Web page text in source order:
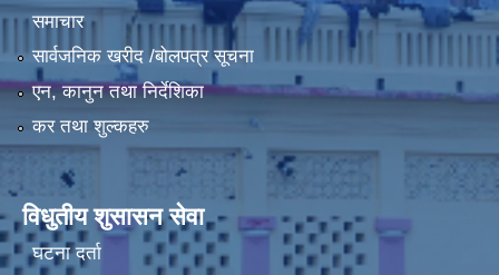
समाचार
सार्वजनिक खरीद /बोलपत्र सूचना
एन, कानुन तथा निर्देशिका
कर तथा शुल्कहरु
विधुतीय शुसासन सेवा
घटना दर्ता